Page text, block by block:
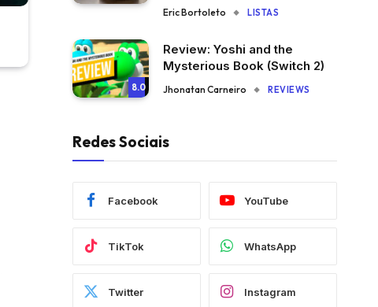
Eric Bortoleto LISTAS
8.0
Review: Yoshi and the
Mysterious Book (Switch 2)
Jhonatan Carneiro REVIEWS
Redes Sociais
Facebook YouTube
TikTok WhatsApp
Twitter Instagram